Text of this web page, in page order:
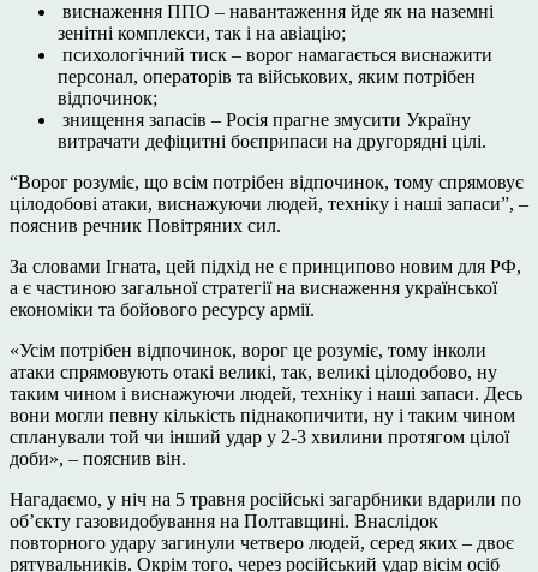
виснаження ППО – навантаження йде як на наземні
зенітні комплекси, так і на авіацію;
психологічний тиск – ворог намагається виснажити
персонал, операторів та військових, яким потрібен
відпочинок;
знищення запасів – Росія прагне змусити Україну
витрачати дефіцитні боєприпаси на другорядні цілі.
“Ворог розуміє, що всім потрібен відпочинок, тому спрямовує
цілодобові атаки, виснажуючи людей, техніку і наші запаси”, –
пояснив речник Повітряних сил.
За словами Ігната, цей підхід не є принципово новим для РФ,
а є частиною загальної стратегії на виснаження української
економіки та бойового ресурсу армії.
«Усім потрібен відпочинок, ворог це розуміє, тому інколи
атаки спрямовують отакі великі, так, великі цілодобово, ну
таким чином і виснажуючи людей, техніку і наші запаси. Десь
вони могли певну кількість піднакопичити, ну і таким чином
спланували той чи інший удар у 2-3 хвилини протягом цілої
доби», – пояснив він.
Нагадаємо, у ніч на 5 травня російські загарбники вдарили по
об’єкту газовидобування на Полтавщині. Внаслідок
повторного удару загинули четверо людей, серед яких – двоє
рятувальників. Окрім того, через російський удар вісім осіб